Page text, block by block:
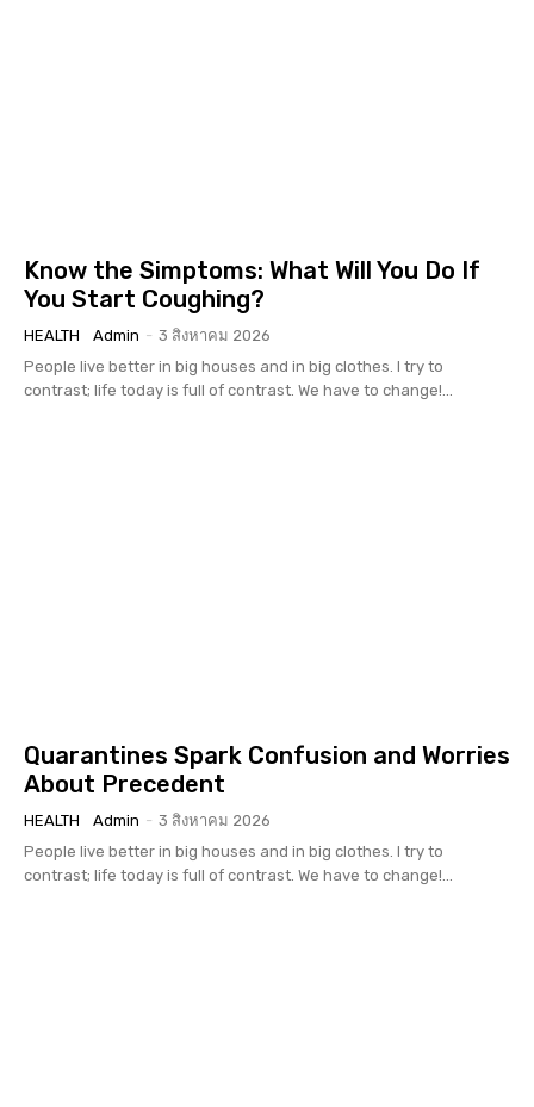
Know the Simptoms: What Will You Do If
You Start Coughing?
HEALTH Admin - 3 สิงหาคม 2026
People live better in big houses and in big clothes. I try to
contrast; life today is full of contrast. We have to change!...
Quarantines Spark Confusion and Worries
About Precedent
HEALTH Admin - 3 สิงหาคม 2026
People live better in big houses and in big clothes. I try to
contrast; life today is full of contrast. We have to change!...